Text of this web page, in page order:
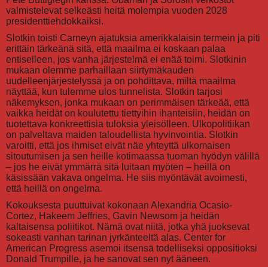
valmistelevat selkeästi heitä molempia vuoden 2028
presidenttiehdokkaiksi.
Slotkin toisti Carneyn ajatuksia amerikkalaisin termein ja piti
erittäin tärkeänä sitä, että maailma ei koskaan palaa
entiselleen, jos vanha järjestelmä ei enää toimi. Slotkinin
mukaan olemme parhaillaan siirtymäkauden
uudelleenjärjestelyssä ja on pohdittava, miltä maailma
näyttää, kun tulemme ulos tunnelista. Slotkin tarjosi
näkemyksen, jonka mukaan on perimmäisen tärkeää, että
vaikka heidät on koulutettu tiettyihin ihanteisiin, heidän on
tuotettava konkreettisia tuloksia yleisölleen. Ulkopolitiikan
on palveltava maiden taloudellista hyvinvointia. Slotkin
varoitti, että jos ihmiset eivät näe yhteyttä ulkomaisen
sitoutumisen ja sen heille kotimaassa tuoman hyödyn välillä
– jos he eivät ymmärrä sitä luitaan myöten – heillä on
käsissään vakava ongelma. He siis myöntävät avoimesti,
että heillä on ongelma.
Kokouksesta puuttuivat kokonaan Alexandria Ocasio-
Cortez, Hakeem Jeffries, Gavin Newsom ja heidän
kaltaisensa poliitikot. Nämä ovat niitä, jotka yhä juoksevat
sokeasti vanhan tarinan jyrkänteeltä alas. Center for
American Progress asemoi itsensä todelliseksi oppositioksi
Donald Trumpille, ja he sanovat sen nyt ääneen.